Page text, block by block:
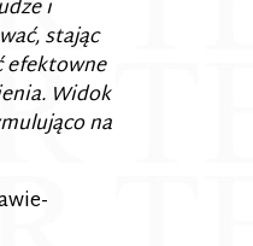
i
stając
efektowne
Widok
na